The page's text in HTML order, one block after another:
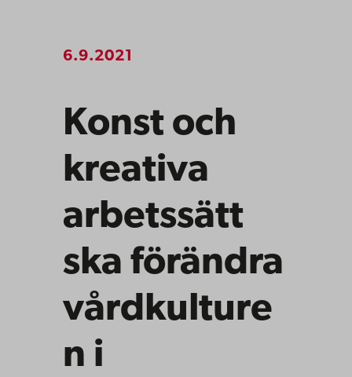
6.9.2021
Konst och
kreativa
arbetssätt
ska förändra
vårdkulture
n i